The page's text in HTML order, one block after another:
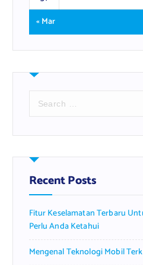
« Mar
r
h
f
o
:
Recent Posts
Fitur Keselamatan Terbaru
Perlu Anda Ketahui
Mengenal Teknologi Mobil